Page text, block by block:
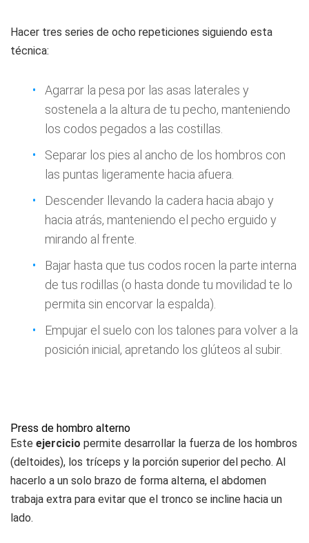
Hacer tres series de ocho repeticiones siguiendo esta
técnica:
Agarrar la pesa por las asas laterales y
sostenela a la altura de tu pecho, manteniendo
los codos pegados a las costillas.
Separar los pies al ancho de los hombros con
las puntas ligeramente hacia afuera.
Descender llevando la cadera hacia abajo y
hacia atrás, manteniendo el pecho erguido y
mirando al frente.
Bajar hasta que tus codos rocen la parte interna
de tus rodillas (o hasta donde tu movilidad te lo
permita sin encorvar la espalda).
Empujar el suelo con los talones para volver a la
posición inicial, apretando los glúteos al subir.
Press de hombro alterno
Este ejercicio permite desarrollar la fuerza de los hombros
(deltoides), los tríceps y la porción superior del pecho. Al
hacerlo a un solo brazo de forma alterna, el abdomen
trabaja extra para evitar que el tronco se incline hacia un
lado.